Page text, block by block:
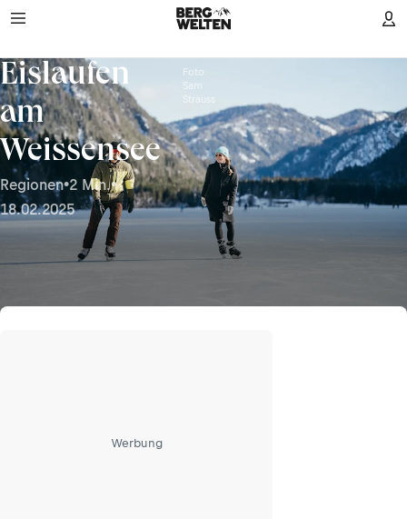
Eislaufen
am
Weissensee
Regionen•2 Min.•
18.02.2025
Foto:
Sam
Strauss
Werbung